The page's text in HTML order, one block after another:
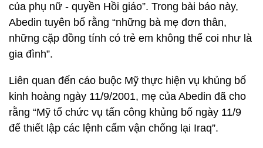
của phụ nữ - quyền Hồi giáo”. Trong bài báo này,
Abedin tuyên bố rằng “những bà mẹ đơn thân,
những cặp đồng tính có trẻ em không thể coi như là
gia đình”.
Liên quan đến cáo buộc Mỹ thực hiện vụ khủng bố
kinh hoàng ngày 11/9/2001, mẹ của Abedin đã cho
rằng “Mỹ tổ chức vụ tấn công khủng bố ngày 11/9
để thiết lập các lệnh cấm vận chống lại Iraq”.